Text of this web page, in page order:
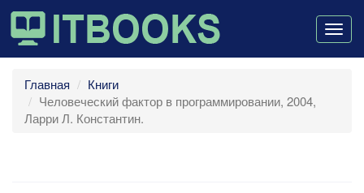
Главная
Книги
Человеческий фактор в программировании, 2004,
Ларри Л. Константин.